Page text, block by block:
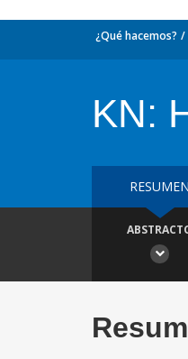
¿Qué hacemos?
KN:
RESUMEN